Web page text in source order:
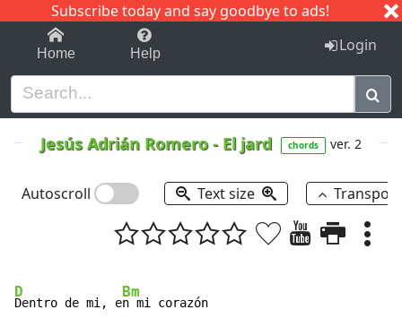
Subscribe today and say goodbye to ads!
1-9 C I J
Home Help Login
Jesús Adrián Romero- El jard chords ver. 2
Autoscroll Text size
D
Dentro de mi, e
Bm